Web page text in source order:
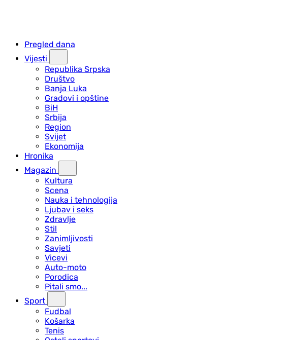
Pregled dana
Vijesti
Republika Srpska
Društvo
Banja Luka
Gradovi i opštine
BiH
Srbija
Region
Svijet
Ekonomija
Hronika
Magazin
Kultura
Scena
Nauka i tehnologija
Ljubav i seks
Zdravlje
Stil
Zanimljivosti
Savjeti
Vicevi
Auto-moto
Porodica
Pitali smo...
Sport
Fudbal
Košarka
Tenis